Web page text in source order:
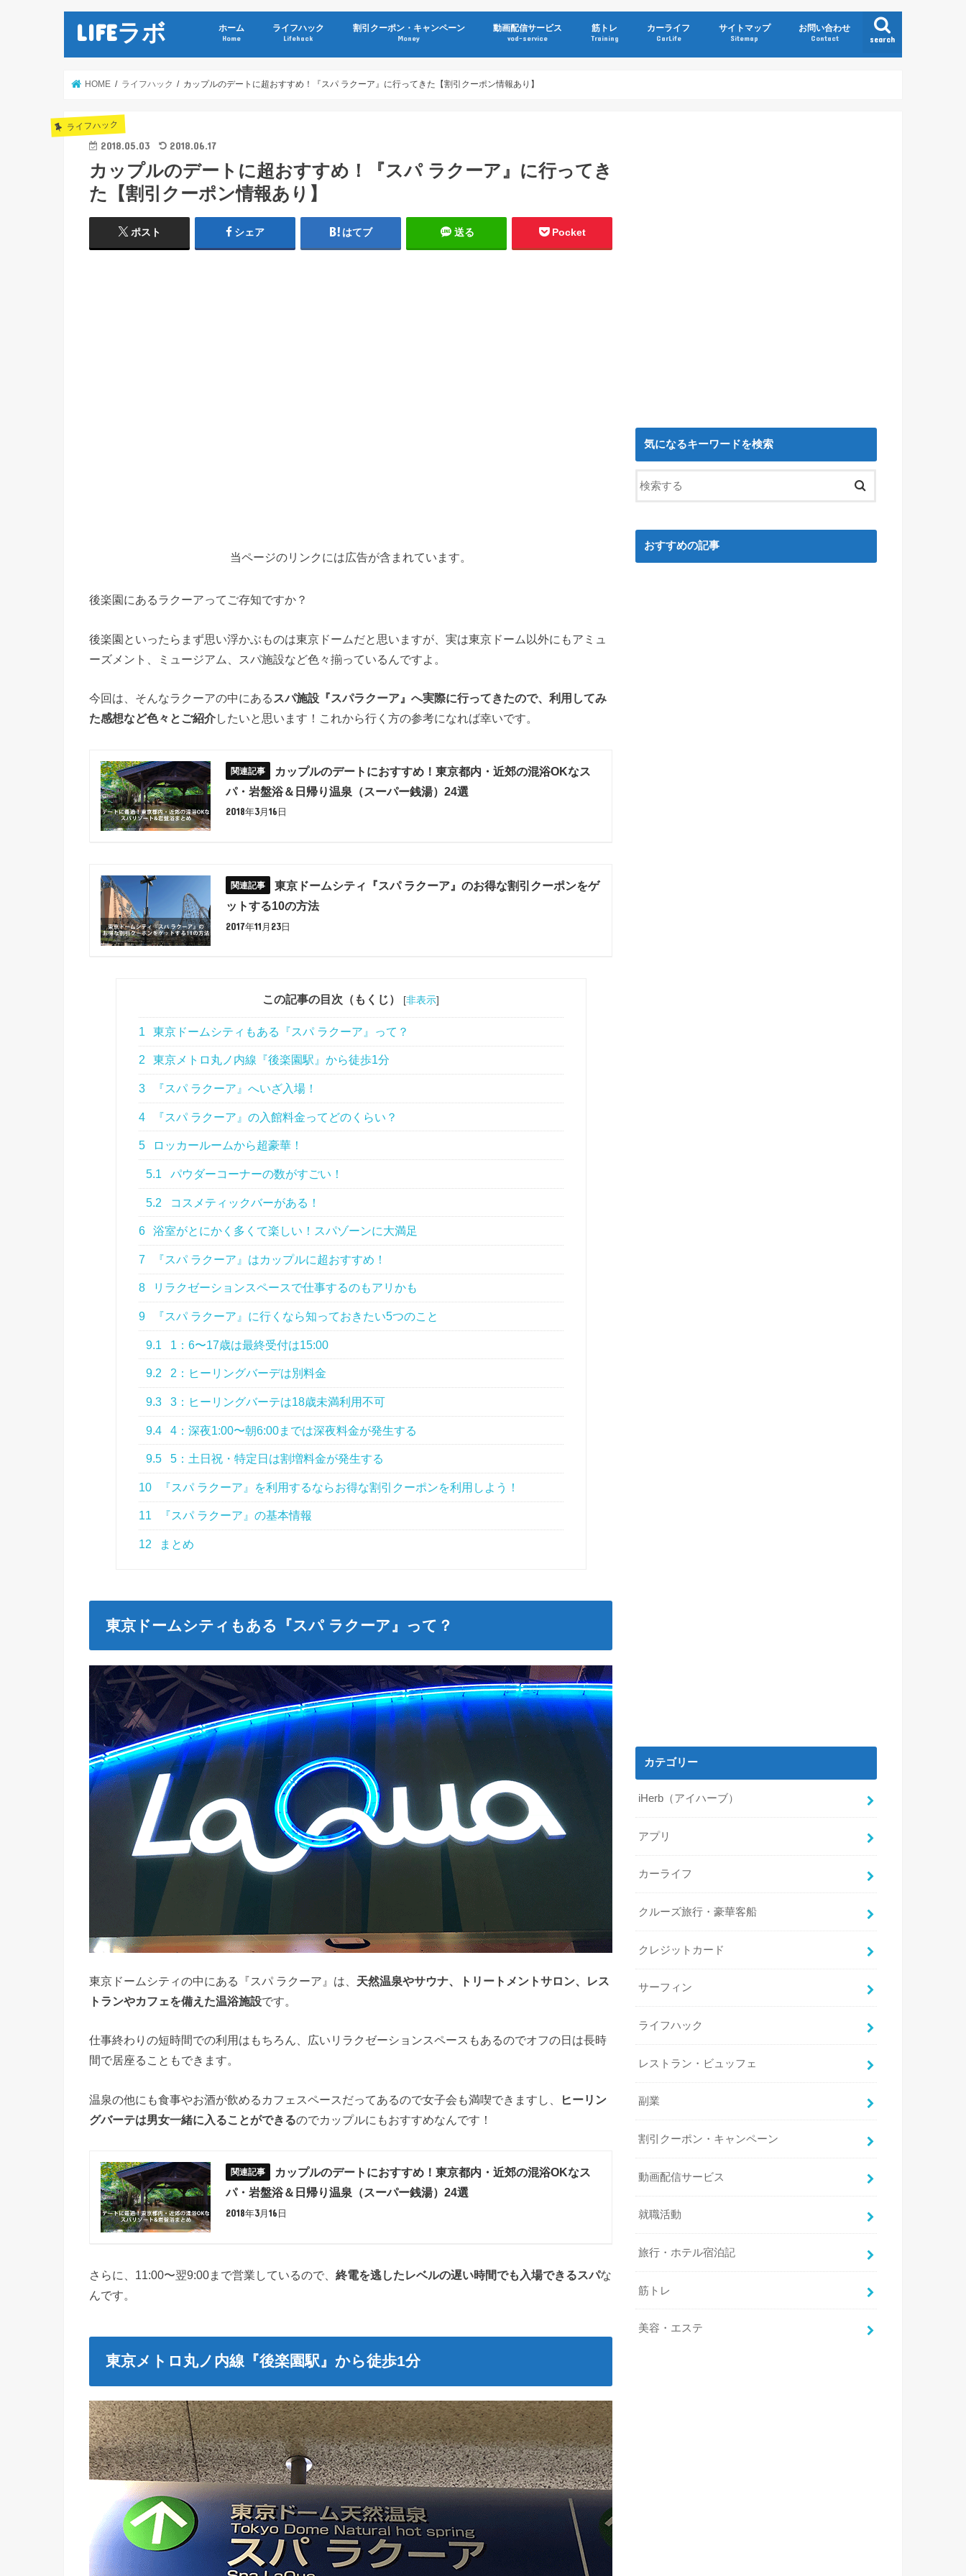
LIFEラボ search
ホーム
Home
ライフハック
Lifehack
割引クーポン・キャンペーン
Money
動画配信サービス
vod-service
筋トレ
Training
カーライフ
CarLife
サイトマップ
Sitemap
お問い合わせ
Contact
HOME ライフハック カップルのデートに超おすすめ！『スパ ラクーア』に行ってきた【割引クーポン情報あり】
ライフハック
2018.05.03 2018.06.17
カップルのデートに超おすすめ！『スパ ラクーア』に行ってき
た【割引クーポン情報あり】
ポスト シェア はてブ 送る Pocket
当ページのリンクには広告が含まれています。
後楽園にあるラクーアってご存知ですか？
後楽園といったらまず思い浮かぶものは東京ドームだと思いますが、実は東京ドーム以外にもアミュ
ーズメント、ミュージアム、スパ施設など色々揃っているんですよ。
今回は、そんなラクーアの中にある スパ施設『スパラクーア』へ実際に行ってきたので、利用してみ
た感想など色々とご紹介したいと思います！これから行く方の参考になれば幸いです。
カップルのデートにおすすめ！東京都内・近郊の混浴OKなス
パ・岩盤浴＆日帰り温泉（スーパー銭湯）24選
2018年3月16日
東京ドームシティ『スパ ラクーア』のお得な割引クーポンをゲ
ットする10の方法
2017年11月23日
この記事の目次（もくじ） [非表示]
1 東京ドームシティもある『スパ ラクーア』って？
2 東京メトロ丸ノ内線『後楽園駅』から徒歩1分
3 『スパ ラクーア』へいざ入場！
4 『スパ ラクーア』の入館料金ってどのくらい？
5 ロッカールームから超豪華！
5.1 パウダーコーナーの数がすごい！
5.2 コスメティックバーがある！
6 浴室がとにかく多くて楽しい！スパゾーンに大満足
7 『スパ ラクーア』はカップルに超おすすめ！
8 リラクゼーションスペースで仕事するのもアリかも
9 『スパ ラクーア』に行くなら知っておきたい5つのこと
9.1 1：6〜17歳は最終受付は15:00
9.2 2：ヒーリングバーデは別料金
9.3 3：ヒーリングバーテは18歳未満利用不可
9.4 4：深夜1:00〜朝6:00までは深夜料金が発生する
9.5 5：土日祝・特定日は割増料金が発生する
10 『スパ ラクーア』を利用するならお得な割引クーポンを利用しよう！
11 『スパ ラクーア』の基本情報
12 まとめ
東京ドームシティもある『スパ ラクーア』って？
東京ドームシティの中にある『スパ ラクーア』は、 天然温泉やサウナ、トリートメントサロン、レス
トランやカフェを備えた温浴施設です。
仕事終わりの短時間での利用はもちろん、広いリラクゼーションスペースもあるのでオフの日は長時
間で居座ることもできます。
温泉の他にも食事やお酒が飲めるカフェスペースだってあるので女子会も満喫できますし、
ヒーリン
グバーテは男女一緒に入ることができるのでカップルにもおすすめなんです！
カップルのデートにおすすめ！東京都内・近郊の混浴OKなス
パ・岩盤浴＆日帰り温泉（スーパー銭湯）24選
2018年3月16日
さらに、11:00〜翌9:00まで営業しているので、 終電を逃したレベルの遅い時間でも入場できるスパな
んです。
東京メトロ丸ノ内線『後楽園駅』から徒歩1分
気になるキーワードを検索
おすすめの記事
カテゴリー
iHerb（アイハーブ）
アプリ
カーライフ
クルーズ旅行・豪華客船
クレジットカード
サーフィン
ライフハック
レストラン・ビュッフェ
副業
割引クーポン・キャンペーン
動画配信サービス
就職活動
旅行・ホテル宿泊記
筋トレ
美容・エステ